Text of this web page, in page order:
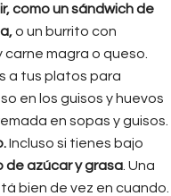
como un sándwich de
o un burrito con
magra o queso.
a tus platos para
en los guisos y huevos
en sopas y guisos.
Incluso si tienes bajo
de azúcar y grasa. Una
bien de vez en cuando.